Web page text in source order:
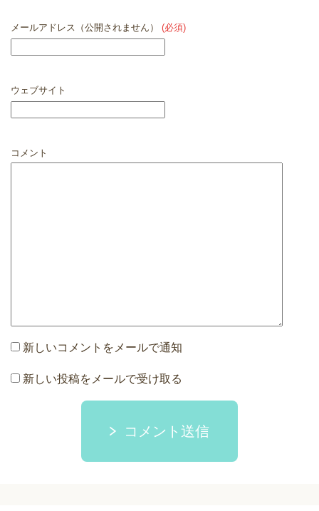
メールアドレス（公開されません） (必須)
ウェブサイト
コメント
新しいコメントをメールで通知
新しい投稿をメールで受け取る
コメント送信